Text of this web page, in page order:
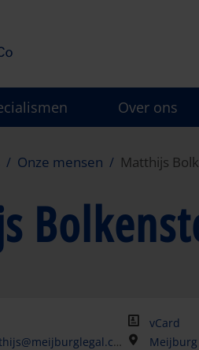
Over ons
Onze mensen Matthijs
vCard